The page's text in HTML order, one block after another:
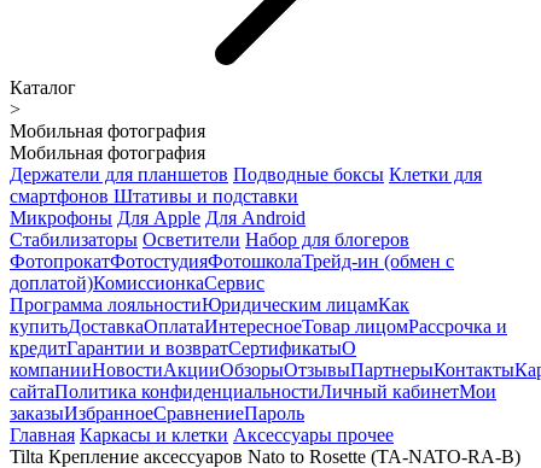
Каталог
>
Мобильная фотография
Мобильная фотография
Держатели для планшетов Подводные боксы Клетки для
смартфонов Штативы и подставки
Микрофоны Для Apple Для Android
Стабилизаторы Осветители Набор для блогеров
ФотопрокатФотостудияФотошколаТрейд-ин (обмен с
доплатой)КомиссионкаСервис
Программа лояльностиЮридическим лицамКак
купитьДоставкаОплатаИнтересноеТовар лицомРассрочка и
кредитГарантии и возвратСертификатыО
компанииНовостиАкцииОбзорыОтзывыПартнерыКонтакты
сайтаПолитика конфиденциальностиЛичный кабинетМои
заказыИзбранноеСравнениеПароль
Главная Каркасы и клетки Аксессуары прочее
Tilta Крепление аксессуаров Nato to Rosette (TA-NATO-RA-B)